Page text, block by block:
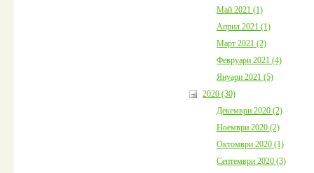
Май 2021 (1)
Април 2021 (1)
Март 2021 (2)
Февруари 2021 (4)
Януари 2021 (5)
2020 (30)
Декември 2020 (2)
Ноември 2020 (2)
Октомври 2020 (1)
Септември 2020 (3)